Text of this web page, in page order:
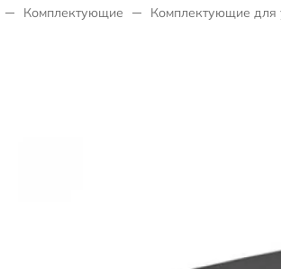
Комплектующие Комплектующие для